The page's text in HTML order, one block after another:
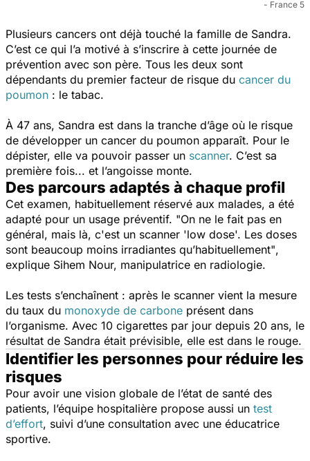
- France 5
Plusieurs cancers ont déjà touché la famille de Sandra.
C’est ce qui l’a motivé à s’inscrire à cette journée de
prévention avec son père. Tous les deux sont
dépendants du premier facteur de risque du cancer du
poumon : le tabac.
À 47 ans, Sandra est dans la tranche d’âge où le risque
de développer un cancer du poumon apparaît. Pour le
dépister, elle va pouvoir passer un scanner. C’est sa
première fois... et l’angoisse monte.
Des parcours adaptés à chaque profil
Cet examen, habituellement réservé aux malades, a été
adapté pour un usage préventif. "On ne le fait pas en
général, mais là, c'est un scanner 'low dose'. Les doses
sont beaucoup moins irradiantes qu’habituellement",
explique Sihem Nour, manipulatrice en radiologie.
Les tests s’enchaînent : après le scanner vient la mesure
du taux du monoxyde de carbone présent dans
l’organisme. Avec 10 cigarettes par jour depuis 20 ans, le
résultat de Sandra était prévisible, elle est dans le rouge.
Identifier les personnes pour réduire les
risques
Pour avoir une vision globale de l’état de santé des
patients, l’équipe hospitalière propose aussi un test
d’effort, suivi d’une consultation avec une éducatrice
sportive.